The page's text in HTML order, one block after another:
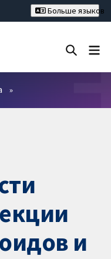
Больше языков
и